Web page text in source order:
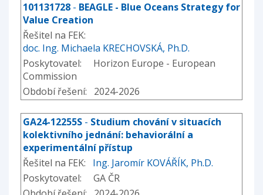
101131728 - BEAGLE - Blue Oceans Strategy for
Value Creation
Řešitel na FEK:
doc. Ing. Michaela KRECHOVSKÁ, Ph.D.
Poskytovatel: Horizon Europe - European
Commission
Období řešení: 2024-2026
GA24-12255S - Studium chování v situacích
kolektivního jednání: behaviorální a
experimentální přístup
Řešitel na FEK: Ing. Jaromír KOVÁŘÍK, Ph.D.
Poskytovatel: GA ČR